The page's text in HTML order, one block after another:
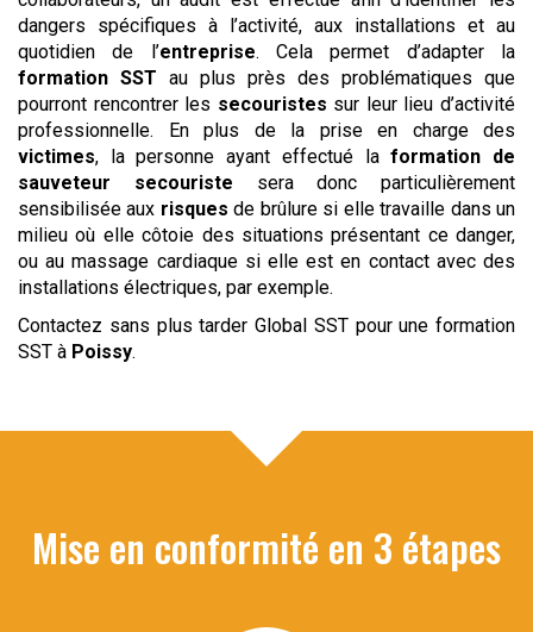
dangers spécifiques à l’activité, aux installations et au
quotidien de l’entreprise. Cela permet d’adapter la
formation SST au plus près des problématiques que
pourront rencontrer les secouristes sur leur lieu d’activité
professionnelle. En plus de la prise en charge des
victimes, la personne ayant effectué laformation de
sauveteur secouriste sera donc particulièrement
sensibilisée aux risques de brûlure si elle travaille dans un
milieu où elle côtoie des situations présentant ce danger,
ou au massage cardiaque si elle est en contact avec des
installations électriques, par exemple.
Contactez sans plus tarder Global SST pour une formation
SST à Poissy.
Mise en conformité en 3 étapes